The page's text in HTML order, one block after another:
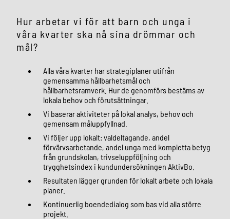
Hur arbetar vi för att barn och unga i
våra kvarter ska nå sina drömmar och
mål?
Alla våra kvarter har strategiplaner utifrån
gemensamma hållbarhetsmål och
hållbarhetsramverk. Hur de genomförs bestäms av
lokala behov och förutsättningar.
Vi baserar aktiviteter på lokal analys, behov och
gemensam måluppfyllnad.
Vi följer upp lokalt: valdeltagande, andel
förvärvsarbetande, andel unga med kompletta betyg
från grundskolan, trivseluppföljning och
trygghetsindex i kundundersökningen AktivBo.
Resultaten lägger grunden för lokalt arbete och lokala
planer.
Kontinuerlig boendedialog som bas vid alla större
projekt.